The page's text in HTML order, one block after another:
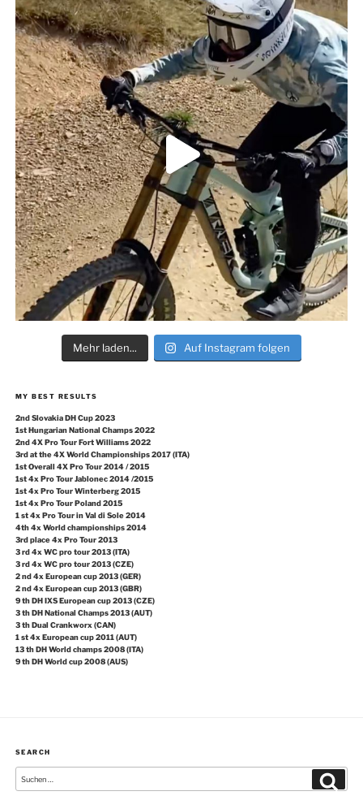
Mehr laden... Auf Instagram folgen
MY BEST RESULTS
2nd Slovakia DH Cup 2023
1st Hungarian National Champs 2022
2nd 4X Pro Tour Fort Williams 2022
3rd at the 4X World Championships 2017 (ITA)
1st Overall 4X Pro Tour 2014 / 2015
1st 4x Pro Tour Jablonec 2014 /2015
1st 4x Pro Tour Winterberg 2015
1st 4x Pro Tour Poland 2015
1 st 4x Pro Tour in Val di Sole 2014
4th 4x World championships 2014
3rd place 4x Pro Tour 2013
3 rd 4x WC pro tour 2013 (ITA)
3 rd 4x WC pro tour 2013 (CZE)
2 nd 4x European cup 2013 (GER)
2 nd 4x European cup 2013 (GBR)
9 th DH IXS European cup 2013 (CZE)
3 th DH National Champs 2013 (AUT)
3 th Dual Crankworx (CAN)
1 st 4x European cup 2011 (AUT)
13 th DH World champs 2008 (ITA)
9 th DH World cup 2008 (AUS)
SEARCH
nach: